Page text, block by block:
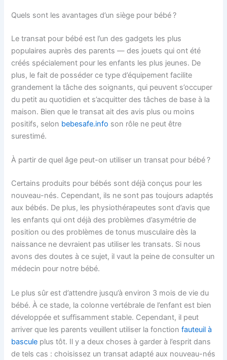
Quels sont les avantages d’un siège pour bébé ?
Le transat pour bébé est l’un des gadgets les plus
populaires auprès des parents — des jouets qui ont été
créés spécialement pour les enfants les plus jeunes. De
plus, le fait de posséder ce type d’équipement facilite
grandement la tâche des soignants, qui peuvent s’occuper
du petit au quotidien et s’acquitter des tâches de base à la
maison. Bien que le transat ait des avis plus ou moins
positifs, selon bebesafe.info son rôle ne peut être
surestimé.
À partir de quel âge peut-on utiliser un transat pour bébé ?
Certains produits pour bébés sont déjà conçus pour les
nouveau-nés. Cependant, ils ne sont pas toujours adaptés
aux bébés. De plus, les physiothérapeutes sont d’avis que
les enfants qui ont déjà des problèmes d’asymétrie de
position ou des problèmes de tonus musculaire dès la
naissance ne devraient pas utiliser les transats. Si nous
avons des doutes à ce sujet, il vaut la peine de consulter un
médecin pour notre bébé.
Le plus sûr est d’attendre jusqu’à environ 3 mois de vie du
bébé. À ce stade, la colonne vertébrale de l’enfant est bien
développée et suffisamment stable. Cependant, il peut
arriver que les parents veuillent utiliser la fonctionfauteuil à
bascule plus tôt. Il y a deux choses à garder à l’esprit dans
de tels cas : choisissez un transat adapté aux nouveau-nés